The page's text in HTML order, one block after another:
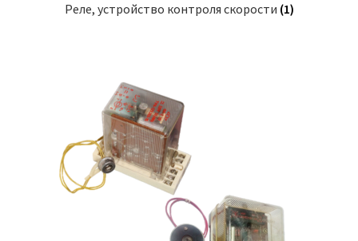
Реле, устройство контроля скорости (1)